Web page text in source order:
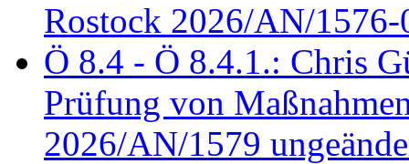
Rostock 2026/AN/1576-
Ö 8.4 - Ö 8.4.1.: Chris
Prüfung von
2026/AN/1579